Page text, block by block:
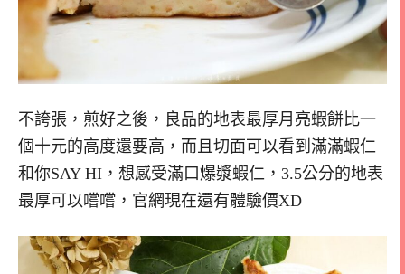
不誇張，煎好之後，良品的地表最厚月亮蝦餅比一
個十元的高度還要高，而且切面可以看到滿滿蝦仁
和你SAY HI，想感受滿口爆漿蝦仁，3.5公分的地表
最厚可以嚐嚐，官網現在還有體驗價XD